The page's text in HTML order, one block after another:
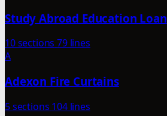
Study Abroad Education Loan
10 sections 79 lines
A
Adexon Fire Curtains
5 sections 104 lines